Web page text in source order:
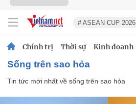
# ASEAN CUP 2026
Chính trị Thời sự Kinh doanh
sống trên sao hỏa
Tin tức mới nhất về sống trên sao hỏa